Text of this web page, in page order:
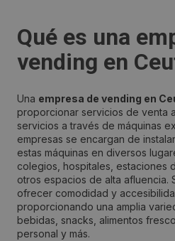
Qué es una
vending en
Una empresa de vending en
proporcionar servicios de venta
servicios a través de máquinas
empresas se encargan de
estas máquinas en diversos
colegios, hospitales, estaciones
otros espacios de alta afluencia.
ofrecer comodidad y
proporcionando una amplia
bebidas, snacks, alimentos
personal y más.